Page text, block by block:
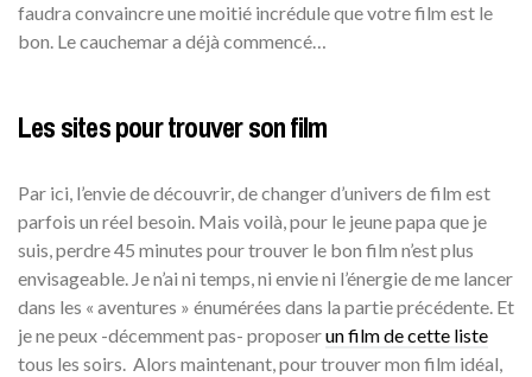
faudra convaincre une moitié incrédule que votre film est le
bon. Le cauchemar a déjà commencé…
Les sites pour trouver son film
Par ici, l’envie de découvrir, de changer d’univers de film est
parfois un réel besoin. Mais voilà, pour le jeune papa que je
suis, perdre 45 minutes pour trouver le bon film n’est plus
envisageable. Je n’ai ni temps, ni envie ni l’énergie de me lancer
dans les « aventures » énumérées dans la partie précédente. Et
je ne peux -décemment pas- proposerun film de cette liste
tous les soirs. Alors maintenant, pour trouver mon film idéal,